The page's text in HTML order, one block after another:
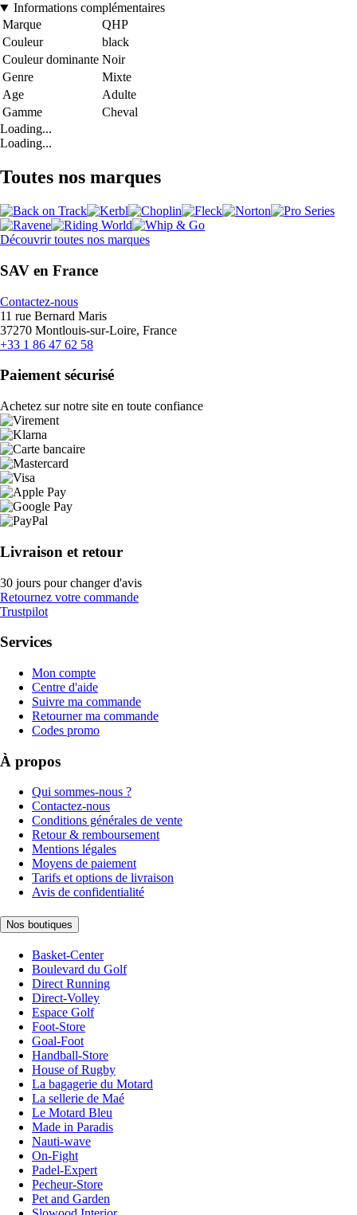
Informations complémentaires
Marque
QHP
Couleur
black
Couleur dominante Noir
Genre
Mixte
Age
Adulte
Gamme
Cheval
Loading...
Loading...
Toutes nos marques
Découvrir toutes nos marques
SAV en France
Contactez-nous
11 rue Bernard Maris
37270 Montlouis-sur-Loire, France
+33 1 86 47 62 58
Paiement sécurisé
Achetez sur notre site en toute confiance
Livraison et retour
30 jours pour changer d'avis
Retournez votre commande
Trustpilot
Services
Mon compte
Centre d'aide
Suivre ma commande
Retourner ma commande
Codes promo
À propos
Qui sommes-nous ?
Contactez-nous
Conditions générales de vente
Retour & remboursement
Mentions légales
Moyens de paiement
Tarifs et options de livraison
Avis de confidentialité
Nos boutiques
Basket-Center
Boulevard du Golf
Direct Running
Direct-Volley
Espace Golf
Foot-Store
Goal-Foot
Handball-Store
House of Rugby
La bagagerie du Motard
La sellerie de Maé
Le Motard Bleu
Made in Paradis
Nauti-wave
On-Fight
Padel-Expert
Pecheur-Store
Pet and Garden